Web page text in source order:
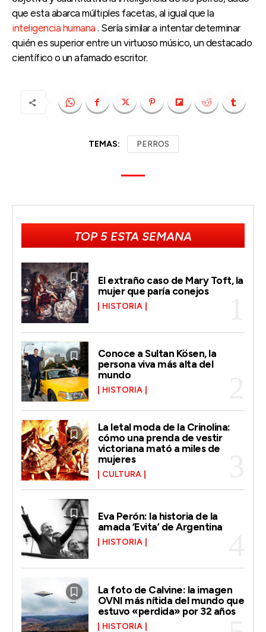
que esta abarca múltiples facetas, al igual que la
inteligencia humana . Sería similar a intentar determinar
quién es superior entre un virtuoso músico, un destacado
científico o un afamado escritor.
TEMAS: PERROS
TOP 5 ESTA SEMANA
El extraño caso de Mary Toft, la
mujer que paría conejos
HISTORIA
Conoce a Sultan Kösen, la
persona viva más alta del
mundo
HISTORIA
La letal moda de la Crinolina:
cómo una prenda de vestir
victoriana mató a miles de
mujeres
CULTURA
Eva Perón: la historia de la
amada ‘Evita’ de Argentina
HISTORIA
La foto de Calvine: la imagen
OVNI más nítida del mundo que
estuvo «perdida» por 32 años
HISTORIA